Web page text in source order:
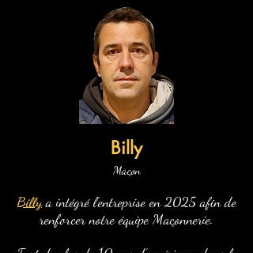
Billy
Maçon
Billy a intégré l'entreprise en 2025afin de
renforcer notre équipe Maçonnerie.